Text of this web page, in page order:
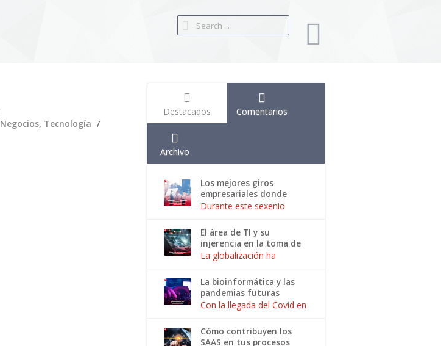
Negocios, Tecnología
Destacados Comentarios
Archivo
Los mejores giros
empresariales donde
invertir
Durante este sexenio
bonanza económica la
cual ha generado el
despertar de muchas
empresas internacionales ,
multin...
El área de TI y su
injerencia en la toma de
decisiones
La globalización ha
mundo, ya que con ellas
se ha visto regido el
desempeño laboral y el
cambio generacional de la
m...
La bioinformática y las
pandemias futuras
Con la llegada del Covid en
nos encontramos
expuestos desde hace 4
Cómo contribuyen los
SAAS en tus procesos